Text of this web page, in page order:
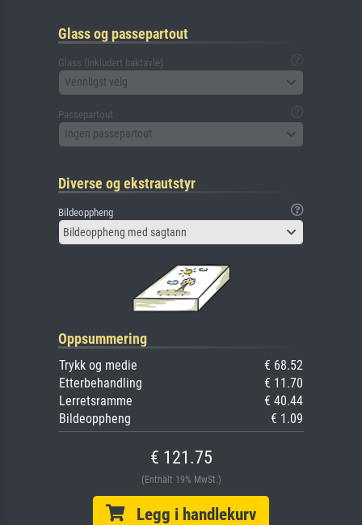
Glass og passepartout
Glass (inkludert baktavle)
Vennligst velg
Passepartout
Ingen passepartout
Diverse og ekstrautstyr
Bildeoppheng
Bildeoppheng med sagtann
Oppsummering
Trykk og medie
€ 68.52
Etterbehandling
€ 11.70
Lerretsramme
€ 40.44
Bildeoppheng
€ 1.09
€ 121.75
(Enthält 19% MwSt.)
Legg i handlekurv